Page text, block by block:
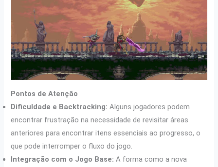
Pontos de Atenção
Dificuldade e Backtracking: Alguns jogadores podem
encontrar frustração na necessidade de revisitar áreas
anteriores para encontrar itens essenciais ao progresso, o
que pode interromper o fluxo do jogo.
Integração com o Jogo Base: A forma como a nova